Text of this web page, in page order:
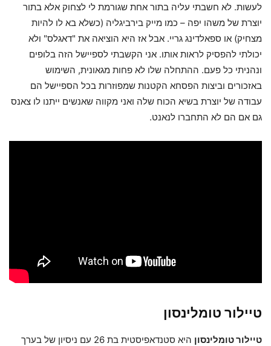
לעשות. לא חשבתי עליה בתור אחת שגורמת לי לצחוק אלא בתור
יוצרת של משהו יפה – כמו מייק בירביגליה (כשלא בא לו להיות
מצחיק) או ספאלדינג גריי. אבל אז היא הוציאה את "דאגלס" ולא
יכולתי להפסיק לראות אותו. אני הקשבתי לספיישל הזה בלופים
ונהניתי כל פעם. ההתחלה שלו לא פחות מגאונית, השימוש
באזכורים וביצות הפסחא הקטנות שמפוזרות בכל הספיישל הם
עבודה של יוצרת בשיא הכוח שלה ואני מקווה שאנשים ייתנו לו צאנס
גם אם הם לא התחברו לנאנט.
טיילור טומלינסון
טיילור טומלינסון
היא סטנדאפיסטית בת 26 עם ניסיון של בערך